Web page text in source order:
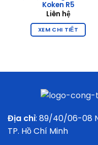
Koken R5
Liên hệ
XEM CHI TIẾT
Địa chỉ: 89/40/06-08
TP. Hồ Chí Minh